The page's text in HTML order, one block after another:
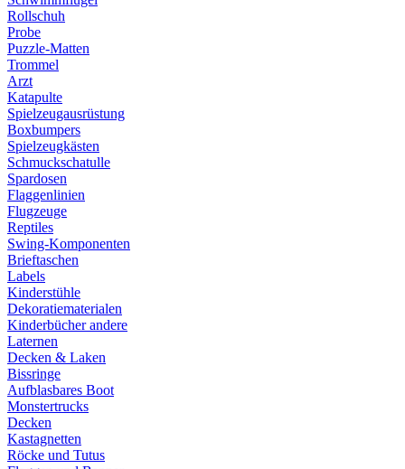
Rollschuh
Probe
Puzzle-Matten
Trommel
Arzt
Katapulte
Spielzeugausrüstung
Boxbumpers
Spielzeugkästen
Schmuckschatulle
Spardosen
Flaggenlinien
Flugzeuge
Reptiles
Swing-Komponenten
Brieftaschen
Labels
Kinderstühle
Dekoratiematerialen
Kinderbücher andere
Laternen
Decken & Laken
Bissringe
Aufblasbares Boot
Monstertrucks
Decken
Kastagnetten
Röcke und Tutus